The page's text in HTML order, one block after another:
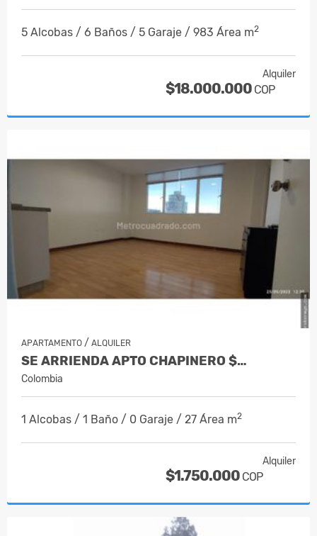
5 Alcobas / 6 Baños / 5 Garaje / 983 Área m2
Alquiler
$18.000.000 COP
APARTAMENTO / ALQUILER
SE ARRIENDA APTO CHAPINERO $…
Colombia
1 Alcobas / 1 Baño / 0 Garaje / 27 Área m2
Alquiler
$1.750.000 COP